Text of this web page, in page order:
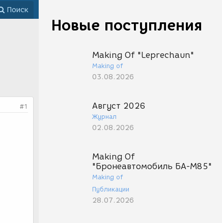
Новые поступления
Making Of "Leprechaun"
Making of
03.08.2026
Август 2026
Журнал
02.08.2026
Making Of
"Бронеавтомобиль БА-М85"
Making of
Публикации
28.07.2026
Поиск
#1